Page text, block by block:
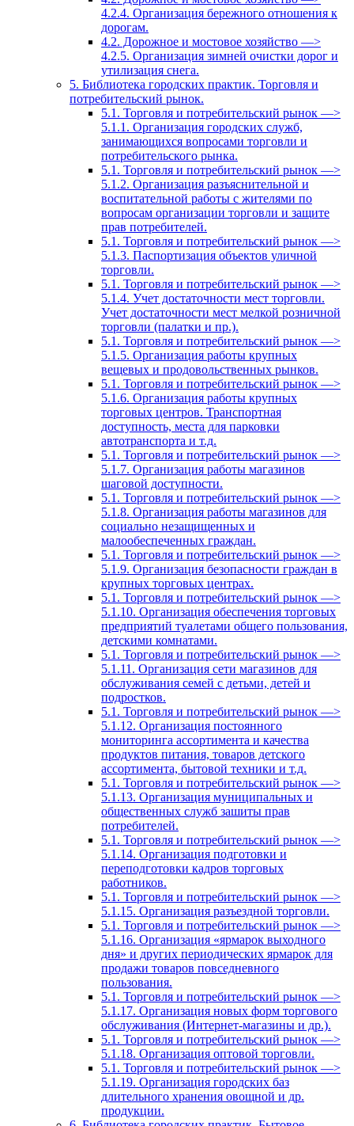
4.2.4. Организация бережного отношения к
дорогам.
4.2. Дорожное и мостовое хозяйство —>
4.2.5. Организация зимней очистки дорог и
утилизация снега.
5. Библиотека городских практик. Торговля и
потребительский рынок.
5.1. Торговля и потребительский рынок —>
5.1.1. Организация городских служб,
занимающихся вопросами торговли и
потребительского рынка.
5.1. Торговля и потребительский рынок —>
5.1.2. Организация разъяснительной и
воспитательной работы с жителями по
вопросам организации торговли и защите
прав потребителей.
5.1. Торговля и потребительский рынок —>
5.1.3. Паспортизация объектов уличной
торговли.
5.1. Торговля и потребительский рынок —>
5.1.4. Учет достаточности мест торговли.
Учет достаточности мест мелкой розничной
торговли (палатки и пр.).
5.1. Торговля и потребительский рынок —>
5.1.5. Организация работы крупных
вещевых и продовольственных рынков.
5.1. Торговля и потребительский рынок —>
5.1.6. Организация работы крупных
торговых центров. Транспортная
доступность, места для парковки
автотранспорта и т.д.
5.1. Торговля и потребительский рынок —>
5.1.7. Организация работы магазинов
шаговой доступности.
5.1. Торговля и потребительский рынок —>
5.1.8. Организация работы магазинов для
социально незащищенных и
малообеспеченных граждан.
5.1. Торговля и потребительский рынок —>
5.1.9. Организация безопасности граждан в
крупных торговых центрах.
5.1. Торговля и потребительский рынок —>
5.1.10. Организация обеспечения торговых
предприятий туалетами общего пользования,
детскими комнатами.
5.1. Торговля и потребительский рынок —>
5.1.11. Организация сети магазинов для
обслуживания семей с детьми, детей и
подростков.
5.1. Торговля и потребительский рынок —>
5.1.12. Организация постоянного
мониторинга ассортимента и качества
продуктов питания, товаров детского
ассортимента, бытовой техники и т.д.
5.1. Торговля и потребительский рынок —>
5.1.13. Организация муниципальных и
общественных служб зашиты прав
потребителей.
5.1. Торговля и потребительский рынок —>
5.1.14. Организация подготовки и
переподготовки кадров торговых
работников.
5.1. Торговля и потребительский рынок —>
5.1.15. Организация разъездной торговли.
5.1. Торговля и потребительский рынок —>
5.1.16. Организация «ярмарок выходного
дня» и других периодических ярмарок для
продажи товаров повседневного
пользования.
5.1. Торговля и потребительский рынок —>
5.1.17. Организация новых форм торгового
обслуживания (Интернет-магазины и др.).
5.1. Торговля и потребительский рынок —>
5.1.18. Организация оптовой торговли.
5.1. Торговля и потребительский рынок —>
5.1.19. Организация городских баз
длительного хранения овощной и др.
продукции.